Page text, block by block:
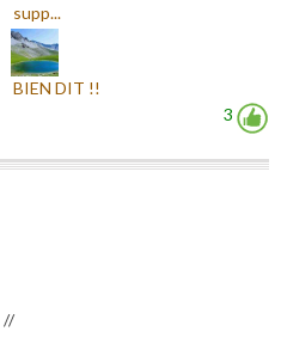
supp...
3
BIEN DIT !!
//